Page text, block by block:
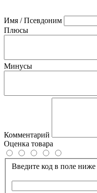
Имя / Псевдоним
Плюсы
Минусы
Комментарий
Оценка товара
Введите код в поле ниже